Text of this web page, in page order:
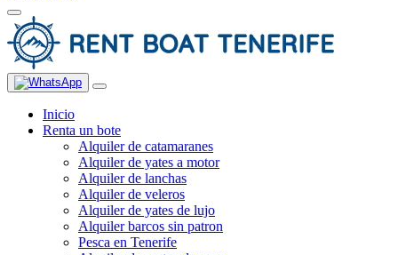
Inicio
Renta un bote
Alquiler de catamaranes
Alquiler de yates a motor
Alquiler de lanchas
Alquiler de veleros
Alquiler de yates de lujo
Alquiler barcos sin patron
Pesca en Tenerife